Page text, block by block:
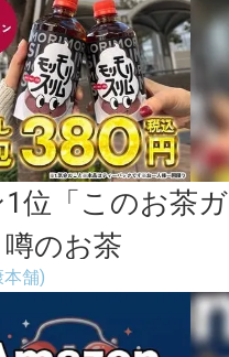
位「このお茶ガ
のお茶
舗)